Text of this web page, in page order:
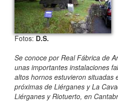
Fotos:D.S.
Se conoce por Real Fábrica de
unas importantes instalaciones
altos hornos estuvieron situadas
próximas de Liérganes y La
Liérganes y Riotuerto, en